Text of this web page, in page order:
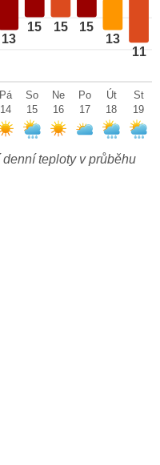
13
15 15 15
13
11
Pá
14
So
15
Ne
16
Po
17
Út
18
St
19
teploty v průběhu